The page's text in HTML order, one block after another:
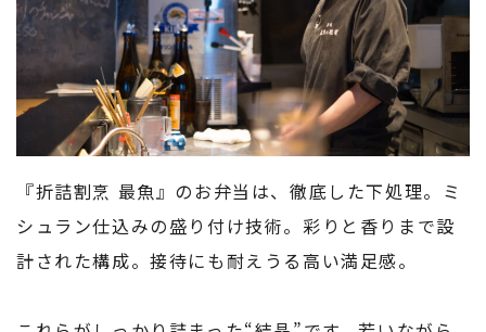
『折詰割烹 最魚』のお弁当は、徹底した下処理。ミ
シュラン仕込みの盛り付け技術。彩りと香りまで設
計された構成。接待にも耐えうる高い満足感。